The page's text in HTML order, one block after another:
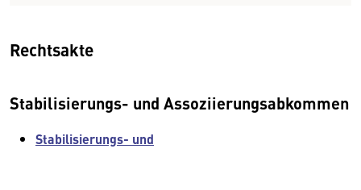
Rechtsakte
Stabilisierungs- und Assoziierungsabkommen
Stabilisierungs- und